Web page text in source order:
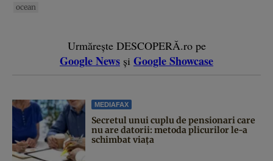
ocean
Urmărește DESCOPERĂ.ro pe
Google News și Google Showcase
MEDIAFAX
Secretul unui cuplu de pensionari care
nu are datorii: metoda plicurilor le-a
schimbat viața